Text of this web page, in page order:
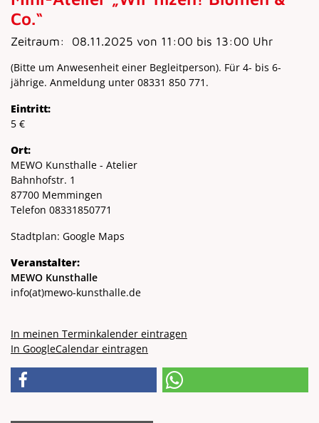
Co.“
Zeitraum: 08.11.2025 von 11:00 bis 13:00 Uhr
(Bitte um Anwesenheit einer Begleitperson). Für 4- bis 6-
jährige. Anmeldung unter 08331 850 771.
Eintritt:
5 €
Ort:
MEWO Kunsthalle - Atelier
Bahnhofstr. 1
87700 Memmingen
Telefon 08331850771
Stadtplan: Google Maps
Veranstalter:
MEWO Kunsthalle
info(at)mewo-kunsthalle.de
In meinen Terminkalender eintragen
In GoogleCalendar eintragen